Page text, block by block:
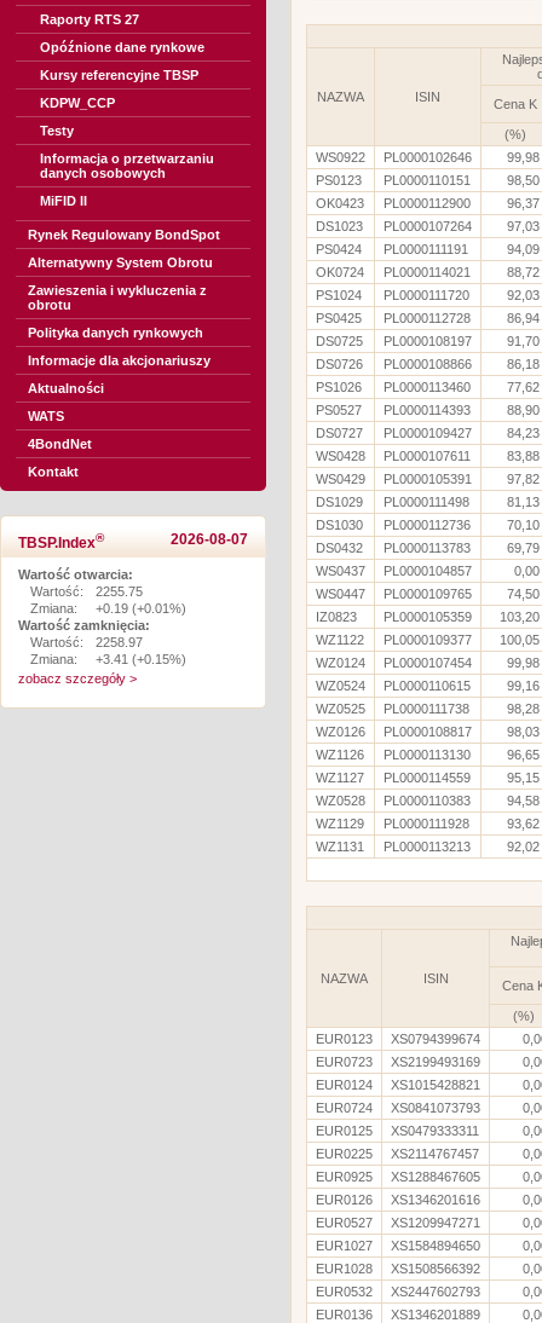
Raporty RTS 27
Opóźnione dane rynkowe
Kursy referencyjne TBSP
KDPW_CCP
Testy
Informacja o przetwarzaniu
danych osobowych
MiFID II
Rynek Regulowany BondSpot
Alternatywny System Obrotu
Zawieszenia i wykluczenia z
obrotu
Polityka danych rynkowych
Informacje dla akcjonariuszy
Aktualności
WATS
4BondNet
Kontakt
TBSP.Index® 2026-08-07
Wartość otwarcia:
Wartość:
2255.75
Zmiana:
+0.19 (+0.01%)
Wartość zamknięcia:
Wartość:
2258.97
Zmiana:
+3.41 (+0.15%)
zobacz szczegóły >
NAZWA ISIN Cena K
(%)
WS0922
PL0000102646
99,98
PS0123
PL0000110151
98,50
OK0423
PL0000112900
96,37
DS1023
PL0000107264
97,03
PS0424
PL0000111191
94,09
OK0724
PL0000114021
88,72
PS1024
PL0000111720
92,03
PS0425
PL0000112728
86,94
DS0725
PL0000108197
91,70
DS0726
PL0000108866
86,18
PS1026
PL0000113460
77,62
PS0527
PL0000114393
88,90
DS0727
PL0000109427
84,23
WS0428
PL0000107611
83,88
WS0429
PL0000105391
97,82
DS1029
PL0000111498
81,13
DS1030
PL0000112736
70,10
DS0432
PL0000113783
69,79
WS0437
PL0000104857
0,00
WS0447
PL0000109765
74,50
IZ0823
PL0000105359
103,20
WZ1122
PL0000109377
100,05
WZ0124
PL0000107454
99,98
WZ0524
PL0000110615
99,16
WZ0525
PL0000111738
98,28
WZ0126
PL0000108817
98,03
WZ1126
PL0000113130
96,65
WZ1127
PL0000114559
95,15
WZ0528
PL0000110383
94,58
WZ1129
PL0000111928
93,62
WZ1131
PL0000113213 92,02
NAZWA ISIN Cena
(%)
EUR0123
XS0794399674
EUR0723
XS2199493169
EUR0124
XS1015428821
EUR0724
XS0841073793
EUR0125
XS0479333311
EUR0225
XS2114767457
EUR0925
XS1288467605
EUR0126
XS1346201616
EUR0527
XS1209947271
EUR1027
XS1584894650
EUR1028
XS1508566392
EUR0532
XS2447602793
EUR0136
XS1346201889